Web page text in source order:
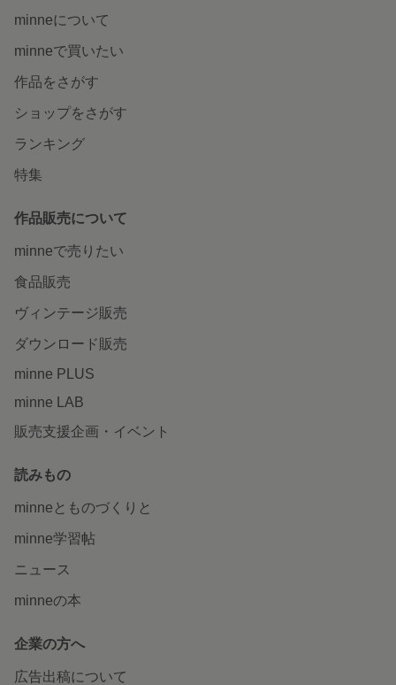
minneについて
minneで買いたい
作品をさがす
ショップをさがす
ランキング
特集
作品販売について
minneで売りたい
食品販売
ヴィンテージ販売
ダウンロード販売
minne PLUS
minne LAB
販売支援企画・イベント
読みもの
minneとものづくりと
minne学習帖
ニュース
minneの本
企業の方へ
広告出稿について